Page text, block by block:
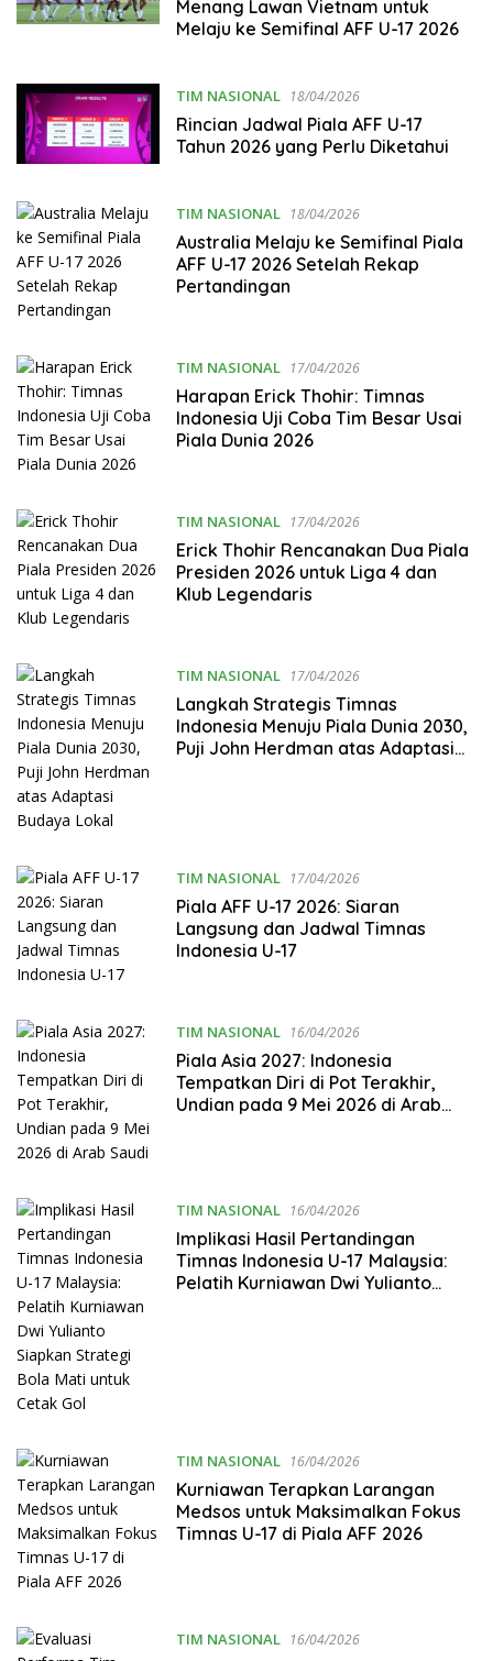
Menang Lawan Vietnam untuk
Melaju ke Semifinal AFF U-17 2026
TIM NASIONAL 18/04/2026
Rincian Jadwal Piala AFF U-17
Tahun 2026 yang Perlu Diketahui
TIM NASIONAL 18/04/2026
Australia Melaju ke Semifinal Piala
AFF U-17 2026 Setelah Rekap
Pertandingan
TIM NASIONAL 17/04/2026
Harapan Erick Thohir: Timnas
Indonesia Uji Coba Tim Besar Usai
Piala Dunia 2026
TIM NASIONAL 17/04/2026
Erick Thohir Rencanakan Dua Piala
Presiden 2026 untuk Liga 4 dan
Klub Legendaris
TIM NASIONAL 17/04/2026
Langkah Strategis Timnas
Indonesia Menuju Piala Dunia 2030,
Puji John Herdman atas Adaptasi
TIM NASIONAL 17/04/2026
Piala AFF U-17 2026: Siaran
Langsung dan Jadwal Timnas
Indonesia U-17
TIM NASIONAL 16/04/2026
Piala Asia 2027: Indonesia
Tempatkan Diri di Pot Terakhir,
Undian pada 9 Mei 2026 di Arab
TIM NASIONAL 16/04/2026
Implikasi Hasil Pertandingan
Timnas Indonesia U-17 Malaysia:
Pelatih Kurniawan Dwi Yulianto
TIM NASIONAL 16/04/2026
Kurniawan Terapkan Larangan
Medsos untuk Maksimalkan Fokus
Timnas U-17 di Piala AFF 2026
TIM NASIONAL 16/04/2026